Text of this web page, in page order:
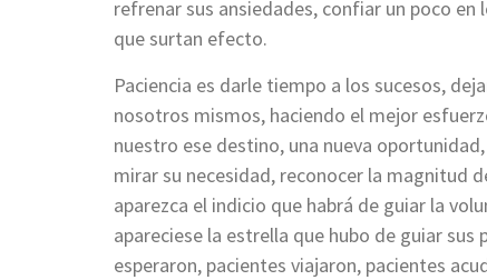
refrenar sus ansiedades, confiar un poco
que surtan efecto.
Paciencia es darle tiempo a los sucesos,
nosotros mismos, haciendo el mejor
nuestro ese destino, una nueva
mirar su necesidad, reconocer la magnitud
aparezca el indicio que habrá de guiar la
apareciese la estrella que hubo de guiar sus
esperaron, pacientes viajaron, pacientes